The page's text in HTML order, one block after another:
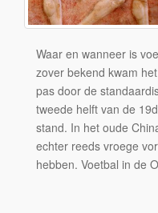
Waar en wanneer is
zover bekend kwam
pas door de
tweede helft van de
stand. In het oude
echter reeds vroege
hebben. Voetbal in de